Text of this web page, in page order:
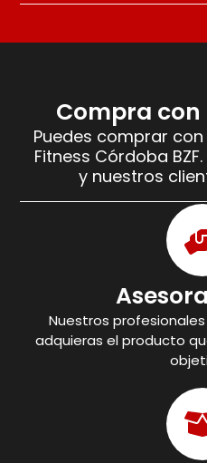
Compra
Puedes comprar
Fitness Córdoba
y nuestros
Nuestros
adquieras el producto